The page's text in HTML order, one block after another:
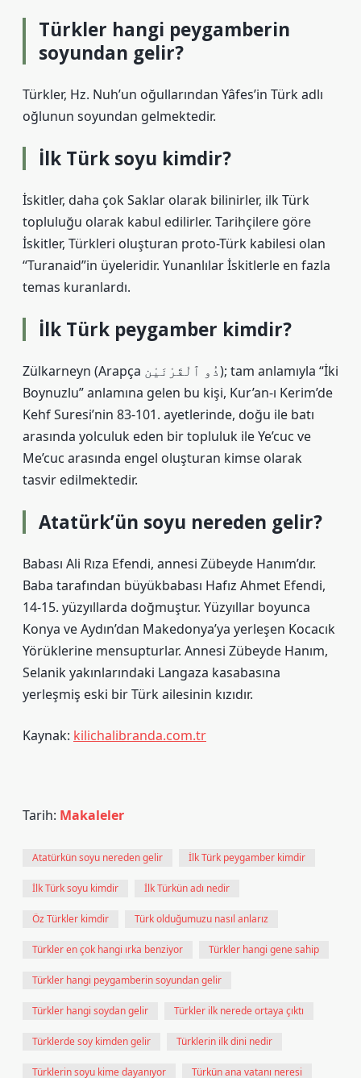
Türkler hangi peygamberin
soyundan gelir?
Türkler, Hz. Nuh’un oğullarından Yâfes’in Türk adlı
oğlunun soyundan gelmektedir.
İlk Türk soyu kimdir?
İskitler, daha çok Saklar olarak bilinirler, ilk Türk
topluluğu olarak kabul edilirler. Tarihçilere göre
İskitler, Türkleri oluşturan proto-Türk kabilesi olan
“Turanaid”in üyeleridir. Yunanlılar İskitlerle en fazla
temas kuranlardı.
İlk Türk peygamber kimdir?
Zülkarneyn (Arapça ذُو ٱلْقَرْنَيْن); tam anlamıyla “İki
Boynuzlu” anlamına gelen bu kişi, Kur’an-ı Kerim’de
Kehf Suresi’nin 83-101. ayetlerinde, doğu ile batı
arasında yolculuk eden bir topluluk ile Ye’cuc ve
Me’cuc arasında engel oluşturan kimse olarak
tasvir edilmektedir.
Atatürk’ün soyu nereden gelir?
Babası Ali Rıza Efendi, annesi Zübeyde Hanım’dır.
Baba tarafından büyükbabası Hafız Ahmet Efendi,
14-15. yüzyıllarda doğmuştur. Yüzyıllar boyunca
Konya ve Aydın’dan Makedonya’ya yerleşen Kocacık
Yörüklerine mensupturlar. Annesi Zübeyde Hanım,
Selanik yakınlarındaki Langaza kasabasına
yerleşmiş eski bir Türk ailesinin kızıdır.
Kaynak: kilichalibranda.com.tr
Tarih: Makaleler
Atatürkün soyu nereden gelir İlk Türk peygamber kimdir
İlk Türk soyu kimdir İlk Türkün adı nedir
Öz Türkler kimdir Türk olduğumuzu nasıl anlarız
Türkler en çok hangi ırka benziyor Türkler hangi gene sahip
Türkler hangi peygamberin soyundan gelir
Türkler hangi soydan gelir Türkler ilk nerede ortaya çıktı
Türklerde soy kimden gelir Türklerin ilk dini nedir
Türklerin soyu kime dayanıyor Türkün ana vatanı neresi